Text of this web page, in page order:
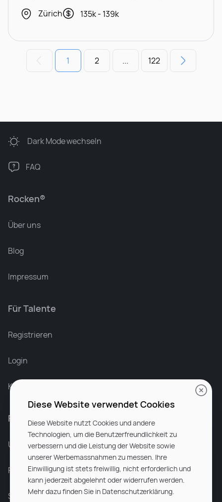
Zürich
135k - 139k
1 2 ... 122
Rocken®
Über uns
Blog
Impressum
Für Talente
Registrieren
Login
Karriere bei Rocken
Für Unternehmen
Unsere Dienstleistungen
Partnerunternehmen
Sitemap
Dark Modewechseln
FAQ
Diese Website verwendet Cookies
Diese Website nutzt Cookies und andere
Technologien, um die Benutzerfreundlichkeit zu
verbessern und die Leistung der Website sowie
unserer Werbemassnahmen zu messen. Ihre
Einwilligung ist stets freiwillig, nicht erforderlich und
kann jederzeit abgelehnt oder widerrufen werden.
Mehr dazu finden Sie in Datenschutzerklärung.